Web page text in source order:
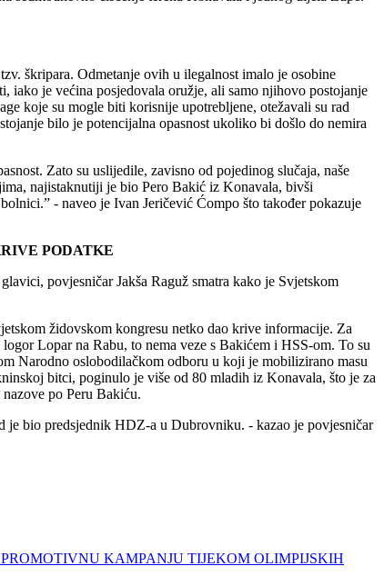
škripara. Odmetanje ovih u ilegalnost imalo je osobine
iako je većina posjedovala oružje, ali samo njihovo postojanje
koje su mogle biti korisnije upotrebljene, otežavali su rad
bilo je potencijalna opasnost ukoliko bi došlo do nemira
Zato su uslijedile, zavisno od pojedinog slučaja, naše
najistaknutiji je bio Pero Bakić iz Konavala, bivši
- naveo je Ivan Jeričević Ćompo što također pokazuje
PODATKE
povjesničar Jakša Raguž smatra kako je Svjetskom
židovskom kongresu netko dao krive informacije. Za
Lopar na Rabu, to nema veze s Bakićem i HSS-om. To su
Narodno oslobodilačkom odboru u koji je mobilizirano masu
bitci, poginulo je više od 80 mladih iz Konavala, što je za
po Peru Bakiću.
je bio predsjednik HDZ-a u Dubrovniku. - kazao je povjesničar
KAMPANJU TIJEKOM OLIMPIJSKIH